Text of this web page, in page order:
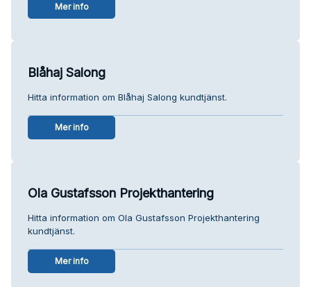
Mer info
Blåhaj Salong
Hitta information om Blåhaj Salong kundtjänst.
Mer info
Ola Gustafsson Projekthantering
Hitta information om Ola Gustafsson Projekthantering
kundtjänst.
Mer info